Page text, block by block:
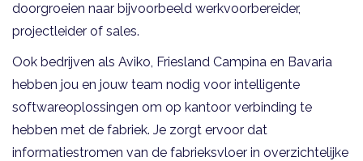
doorgroeien naar bijvoorbeeld werkvoorbereider,
projectleider of sales.
Ook bedrijven als Aviko, Friesland Campina en Bavaria
hebben jou en jouw team nodig voor intelligente
softwareoplossingen om op kantoor verbinding te
hebben met de fabriek. Je zorgt ervoor dat
informatiestromen van de fabrieksvloer in overzichtelijke